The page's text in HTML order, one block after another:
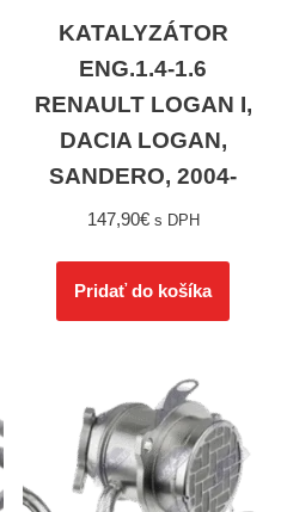
KATALYZÁTOR
ENG.1.4-1.6
RENAULT LOGAN I,
DACIA LOGAN,
SANDERO, 2004-
147,90€ s DPH
Pridať do košíka